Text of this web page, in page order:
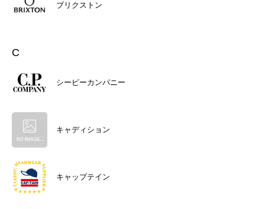
ブリクストン
C
シーピーカンパニー
キャディション
キャップテイン